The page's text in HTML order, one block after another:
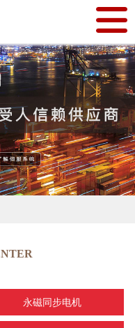
永磁同步电机